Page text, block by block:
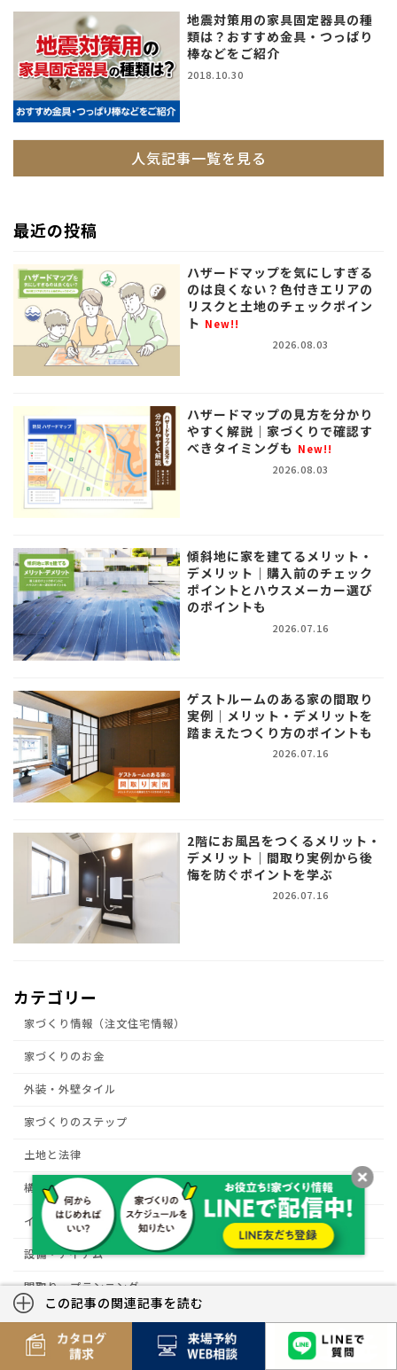
この記事の関連記事を読む
地震対策用の家具固定器具の種
類は？おすすめ金具・つっぱり
棒などをご紹介
2018.10.30
人気記事一覧を見る
最近の投稿
ハザードマップを気にしすぎる
のは良くない？色付きエリアの
リスクと土地のチェックポイン
ト New!!
2026.08.03
ハザードマップの見方を分かり
やすく解説｜家づくりで確認す
べきタイミングも New!!
2026.08.03
傾斜地に家を建てるメリット・
デメリット｜購入前のチェック
ポイントとハウスメーカー選び
のポイントも
2026.07.16
ゲストルームのある家の間取り
実例｜メリット・デメリットを
踏まえたつくり方のポイントも
2026.07.16
2階にお風呂をつくるメリット・
デメリット｜間取り実例から後
悔を防ぐポイントを学ぶ
2026.07.16
カテゴリー
家づくり情報（注文住宅情報）
家づくりのお金
外装・外壁タイル
家づくりのステップ
土地と法律
構造・断熱・性能
インテリア
設備・アイテム
間取り・プランニング
防犯対策
【特集】2019 消費税率アップ